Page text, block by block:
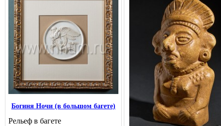
Богиня Ночи (в большом багете)
Рельеф в багете